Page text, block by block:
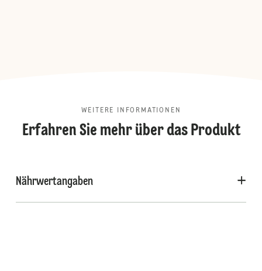
WEITERE INFORMATIONEN
Erfahren Sie mehr über das Produkt
Nährwertangaben